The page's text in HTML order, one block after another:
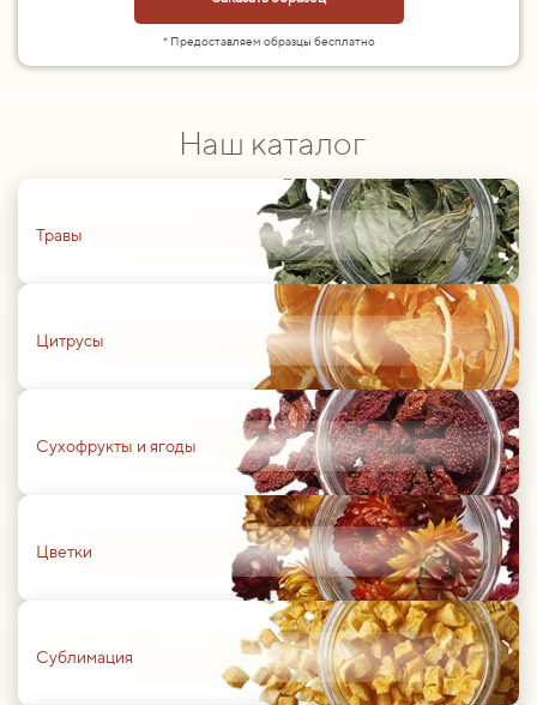
* Предоставляем образцы бесплатно
Наш каталог
Травы
Цитрусы
Сухофрукты и ягоды
Цветки
Сублимация